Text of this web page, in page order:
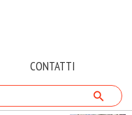
CONTATTI